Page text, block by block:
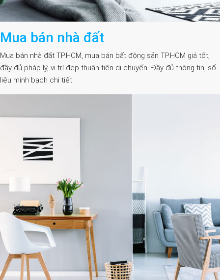
Mua bán nhà đất
Mua bán nhà đất TP.HCM, mua bán bất động sản TP.HCM giá tốt,
đầy đủ pháp lý, vị trí đẹp thuận tiện di chuyển. Đầy đủ thông tin, số
liệu minh bạch chi tiết.